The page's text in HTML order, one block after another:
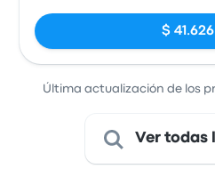
$ 41.626
Última actualización de los
Ver todas